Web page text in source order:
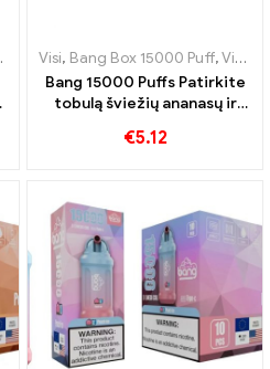
Visi, Bang Box 15000 Puff,Vienkartinės elektroninės cigaretės Švedija
Bang 15000 Puffs Patirkite
tobulą šviežių ananasų ir
€5.12